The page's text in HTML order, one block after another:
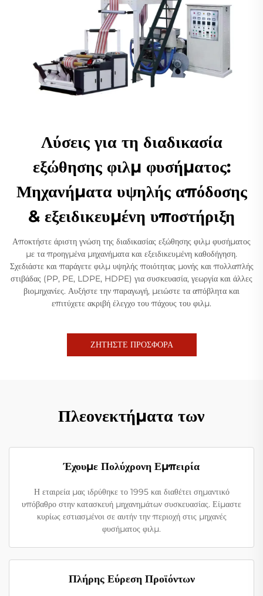
Λύσεις για τη διαδικασία
εξώθησης φιλμ φυσήματος:
Μηχανήματα υψηλής απόδοσης
& εξειδικευμένη υποστήριξη
Αποκτήστε άριστη γνώση της διαδικασίας εξώθησης φιλμ φυσήματος
με τα προηγμένα μηχανήματα και εξειδικευμένη καθοδήγηση.
Σχεδιάστε και παράγετε φιλμ υψηλής ποιότητας μονής και πολλαπλής
στιβάδας (PP, PE, LDPE, HDPE) για συσκευασία, γεωργία και άλλες
βιομηχανίες. Αυξήστε την παραγωγή, μειώστε τα απόβλητα και
επιτύχετε ακριβή έλεγχο του πάχους του φιλμ.
ΖΗΤΗΣΤΕ ΠΡΟΣΦΟΡΑ
Πλεονεκτήματα των
Έχουμε Πολύχρονη Εμπειρία
Η εταιρεία μας ιδρύθηκε το 1995 και διαθέτει σημαντικό
υπόβαθρο στην κατασκευή μηχανημάτων συσκευασίας. Είμαστε
κυρίως εστιασμένοι σε αυτήν την περιοχή στις μηχανές
φυσήματος φιλμ.
Πλήρης Εύρεση Προϊόντων